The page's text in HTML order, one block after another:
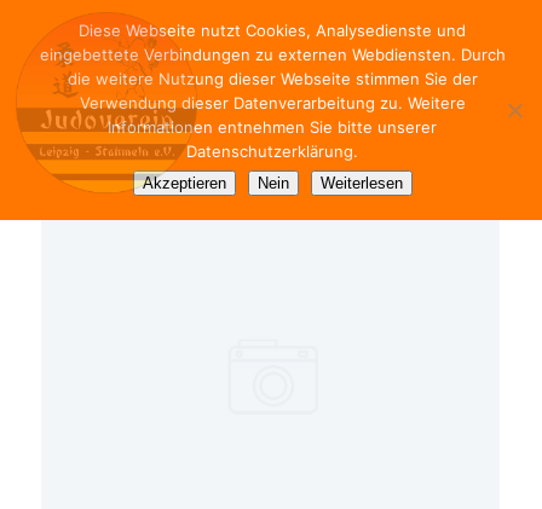
Diese Webseite nutzt Cookies, Analysedienste und
eingebettete Verbindungen zu externen Webdiensten. Durch
die weitere Nutzung dieser Webseite stimmen Sie der
Verwendung dieser Datenverarbeitung zu. Weitere
Informationen entnehmen Sie bitte unserer
Datenschutzerklärung.
Akzeptieren Nein Weiterlesen